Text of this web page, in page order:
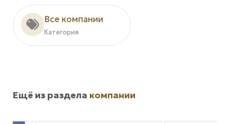
Все компании
Категория
Ещё из раздела компании